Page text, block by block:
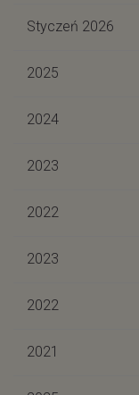
Styczeń 2026
2025
2024
2023
2022
2023
2022
2021